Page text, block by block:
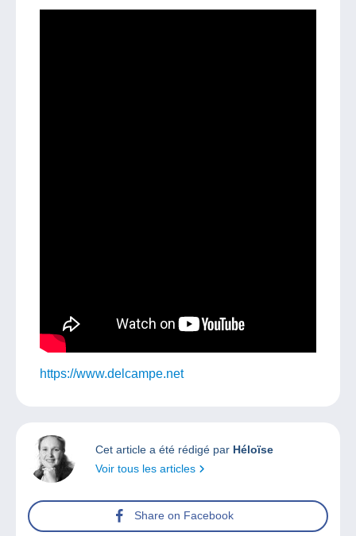
https://www.delcampe.net
Cet article a été rédigé par Héloïse
Voir tous les articles
Share on Facebook